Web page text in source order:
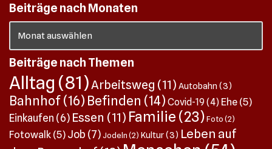
Beiträge nach Monaten
Beiträge nach Themen
Alltag (81)Arbeitsweg (11) Autobahn (3)
Bahnhof(16) Befinden (14) Covid-19 (4) Ehe (5)
Einkaufen (6) Essen (11) Familie (23) Foto (2)
Fotowalk (5) Job (7) Jodeln (2) Kultur(3) Leben auf